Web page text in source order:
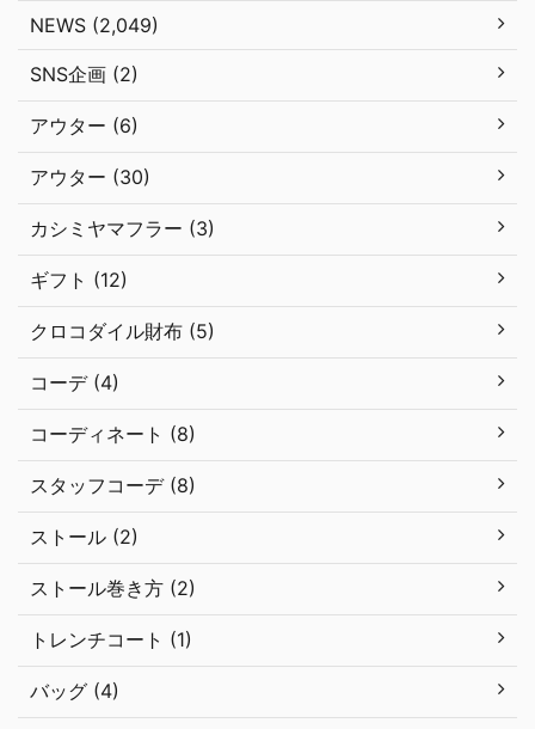
NEWS (2,049)
SNS企画 (2)
アウター (6)
アウター (30)
カシミヤマフラー (3)
ギフト (12)
クロコダイル財布 (5)
コーデ (4)
コーディネート (8)
スタッフコーデ (8)
ストール (2)
ストール巻き方 (2)
トレンチコート (1)
バッグ (4)